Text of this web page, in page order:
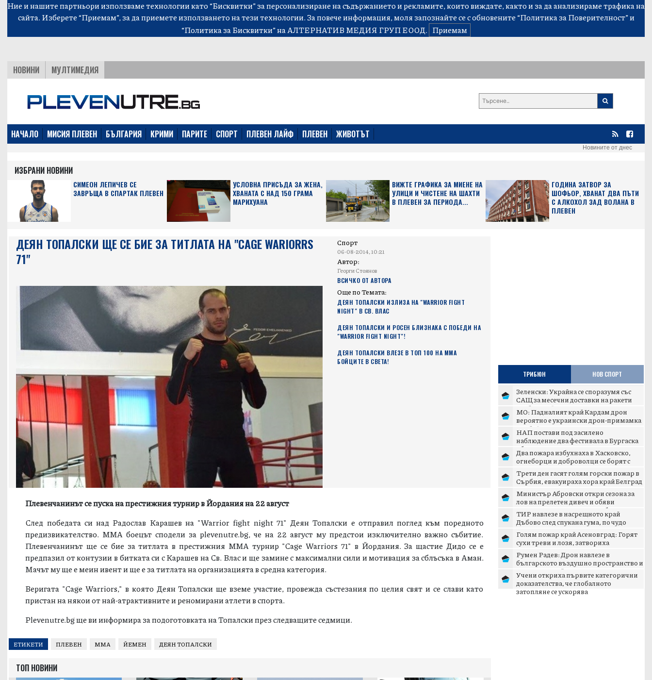
Ние и нашите партньори използваме технологии като “Бисквитки” за персонализиране на съдържанието и рекламите, които виждате, както и за да анализираме трафика на
сайта. Изберете “Приемам”, за да приемете използването на тези технологии. За повече информация, моля запознайте се с обновените“Политика за Поверителност”и
“Политика за Бисквитки”на АЛТЕРНАТИВ МЕДИЯ ГРУП ЕООД. Приемам
НОВИНИ МУЛТИМЕДИЯ
НАЧАЛО МИСИЯ ПЛЕВЕН БЪЛГАРИЯ КРИМИ ПАРИТЕ СПОРТ ПЛЕВЕН ЛАЙФ ПЛЕВЕН ЖИВОТЪТ
Новините от днес
ИЗБРАНИ НОВИНИ
СИМЕОН ЛЕПИЧЕВ СЕ
ЗАВРЪЩА В СПАРТАК ПЛЕВЕН
УСЛОВНА ПРИСЪДА ЗА ЖЕНА,
ХВАНАТА С НАД 150 ГРАМА
МАРИХУАНА
ВИЖТЕ ГРАФИКА ЗА МИЕНЕ НА
УЛИЦИ И ЧИСТЕНЕ НА ШАХТИ
В ПЛЕВЕН ЗА ПЕРИОДА...
ГОДИНА ЗАТВОР ЗА
ШОФЬОР, ХВАНАТ ДВА ПЪТИ
С АЛКОХОЛ ЗАД ВОЛАНА В
ПЛЕВЕН
ДЕЯН ТОПАЛСКИ ЩЕ СЕ БИЕ ЗА ТИТЛАТА НА "CAGE WARIORRS
71"
Спорт
06-08-2014, 10:21
Автор:
Георги Стоянов
ВСИЧКО ОТ АВТОРА
Още по Темата:
ДЕЯН ТОПАЛСКИ ИЗЛИЗА НА "WARRIOR FIGHT
NIGHT" В СВ. ВЛАС
ДЕЯН ТОПАЛСКИ И РОСЕН БЛИЗНАКА С ПОБЕДИ НА
"WARRIOR FIGHT NIGHT"!
ДЕЯН ТОПАЛСКИ ВЛЕЗЕ В ТОП 100 НА ММА
БОЙЦИТЕ В СВЕТА!
Плевенчанинът се пуска на престижния турнир в Йордания на 22 август
След победата си над Радослав Карашев на "Warrior fight night 71" Деян Топалски е отправил поглед към поредното
предизвикателство. ММА боецът сподели за plevenutre.bg, че на 22 август му предстои изключително важно събитие.
Плевенчанинът ще се бие за титлата в престижния ММА турнир "Cage Warriors 71" в Йордания. За щастие Дидо се е
предпазил от контузии в битката си с Карашев на Св. Влас и ще замине с максимални сили и мотивация за сблъсъка в Аман.
Mачът му ще е меин ивент и ще е за титлата на организацията в средна категория.
Веригата "Cage Warriors," в която Деян Топалски ще вземе участие, провежда състезания по целия свят и се слави като
пристан на някои от най-атрактивните и реномирани атлети в спорта.
Plevenutre.bg ще ви информира за подоготовката на Топалски през следващите седмици.
ЕТИКЕТИ ПЛЕВЕН ММА ЙЕМЕН ДЕЯН ТОПАЛСКИ
ТОП НОВИНИ
ТРИБЮН НОВ СПОРТ
Зеленски: Украйна се споразумя със
САЩ за месечни доставки на ракети
„Пейтриът“
МО: Падналият край Кардам дрон
вероятно е украински дрон-примамка
„Майя“
НАП постави под засилено
наблюдение два фестивала в Бургаска
област
Два пожара избухнаха в Хасковско,
огнеборци и доброволци се борят с
пламъците
Трети ден гасят голям горски пожар в
Сърбия, евакуираха хора край Белград
Министър Абровски откри сезона за
лов на прелетен дивеч и обяви
дигитализация на ловните б...
ТИР навлезе в насрещното край
Дъбово след спукана гума, по чудо
няма жертви
Голям пожар край Асеновград: Горят
сухи треви и лозя, затвориха
околовръстния път
Румен Радев: Дрон навлезе в
българското въздушно пространство и
се взриви край границата с...
Учени откриха първите категорични
доказателства, че глобалното
затопляне се ускорява